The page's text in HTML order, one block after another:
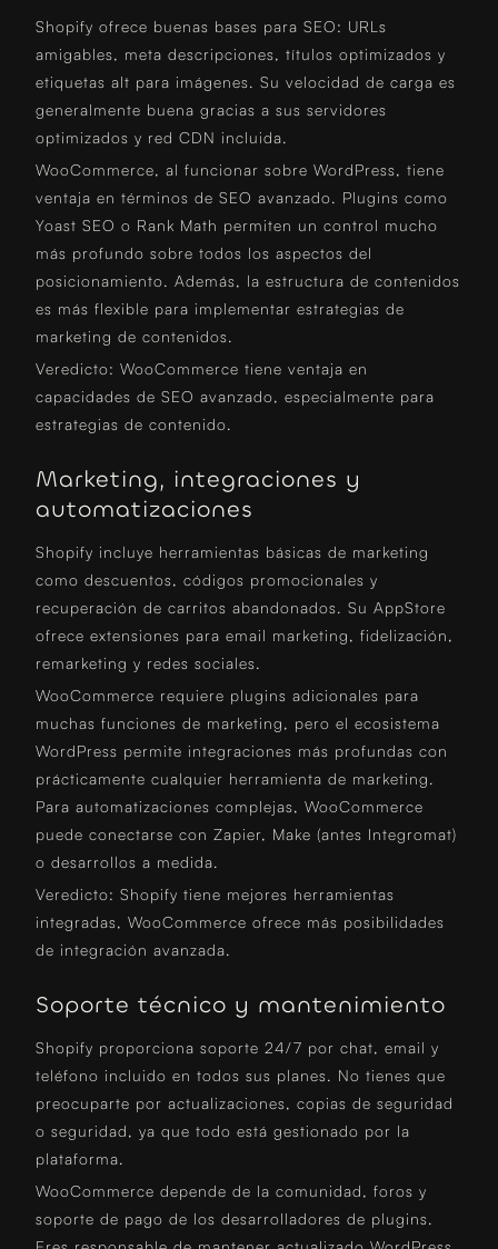
Shopify ofrece buenas bases para SEO: URLs
amigables, meta descripciones, títulos optimizados y
etiquetas alt para imágenes. Su velocidad de carga es
generalmente buena gracias a sus servidores
optimizados y red CDN incluida.
WooCommerce, al funcionar sobre WordPress, tiene
ventaja en términos de SEO avanzado. Plugins como
Yoast SEO o Rank Math permiten un control mucho
más profundo sobre todos los aspectos del
posicionamiento. Además, la estructura de contenidos
es más flexible para implementar estrategias de
marketing de contenidos.
Veredicto: WooCommerce tiene ventaja en
capacidades de SEO avanzado, especialmente para
estrategias de contenido.
Marketing, integraciones y
automatizaciones
Shopify incluye herramientas básicas de marketing
como descuentos, códigos promocionales y
recuperación de carritos abandonados. Su AppStore
ofrece extensiones para email marketing, fidelización,
remarketing y redes sociales.
WooCommerce requiere plugins adicionales para
muchas funciones de marketing, pero el ecosistema
WordPress permite integraciones más profundas con
prácticamente cualquier herramienta de marketing.
Para automatizaciones complejas, WooCommerce
puede conectarse con Zapier, Make (antes Integromat)
o desarrollos a medida.
Veredicto: Shopify tiene mejores herramientas
integradas, WooCommerce ofrece más posibilidades
de integración avanzada.
Soporte técnico y mantenimiento
Shopify proporciona soporte 24/7 por chat, email y
teléfono incluido en todos sus planes. No tienes que
preocuparte por actualizaciones, copias de seguridad
o seguridad, ya que todo está gestionado por la
plataforma.
WooCommerce depende de la comunidad, foros y
soporte de pago de los desarrolladores de plugins.